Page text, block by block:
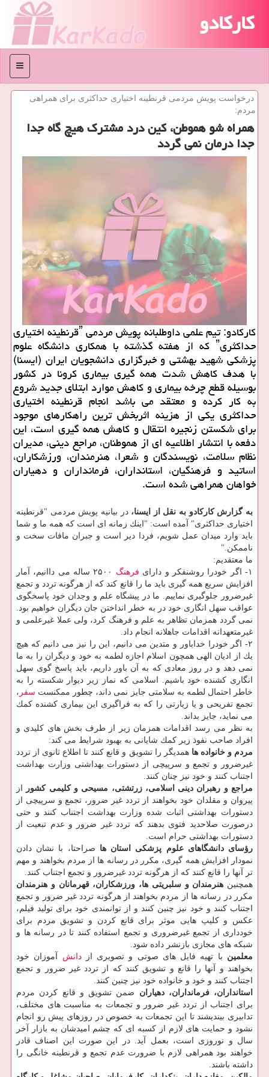
کارکادو
منو
درخواست پویش مردمی قرنطینه اختیاری حداكثری برای همراهی
مردم:
همراه شو هموطن، كین درد مشترك هیچ گاه جدا
جدا درمان نمی گردد
كاركادو: تیم علمی داوطلبانه پویش مردمی ˮقرنطینه اختیاری
حداكثریˮ كه از هفته گذشته با همكاری دانشگاه علوم
پزشكی شهید بهشتی و خبرگزاری دانشجویان ایران (ایسنا)
با هدف كاهش شدت همه گیری بیماری كرونا در كشور
بوسیله قطع چرخه بیماری و كاهش موارد ابتلای جدید شروع
به كار كرده و معتقد می باشد انجام قرنطینه اختیاری
حداكثری یكی از هزینه اثربخش ترین راهكارهای موجود
برای شكستن زنجیره انتقال و كاهش همه گیری است، این
دفعه با انتشار اطلاعیه ای از هموطنان، مراجع دینی، مدیران
نظام سلامت، نویسندگان و شعرا، هنرمندان، ورزشكاران،
اساتید و فرهنگیان، استانداران، فرمانداران و دهیاران
خواهان همراهی شده است.
به گزارش كاركادو به نقل از ایسنا،در بیانیه پویش مردمی "قرنطینه
اختیاری حداكثری" آمده است: "اینك زمانه ای است كه همه ما و شما
باید وارد میدان عمل شویم، فردا دیر است و جبران مافات سخت و
ناممكن."
ما معتقدیم:
۱- اگر خودرا روشنفكر و دارای
فرهنگ
۲۵۰۰ ساله می داانیم، آمار
افزایش سریع همه گیری باید ما را قانع كند كه از هرگونه تردد و تجمع
غیرضرور جلوگیری نماییم. ما در پیشگاه علم و وجدان خود پاسخگوی
عواقب سهل انگاری خود در به خطر انداختن جان دیگران خواهیم بود.
نمی گردد همزمان تظاهر به علم و فرهنگ كرد، ولی عملا غیرعلمی و
غیرمتعهدانه اقدامات جاهلانه انجام داد.
۲- اگر خودرا خداباور و متدین می دانیم، این را نیز می دانیم كه هیچ
یك از ادیان الهی همچون اسلام اجازه لطمه به خود و دیگران را به ما
نمی دهد و در روز معادی كه به آن باور داریم، باید پاسخ گوی سهل
انگاری كشنده خود باشیم. اسلامی كه نماز زیر دیوار شكسته را به
خاطر احتمال لطمه به سلامتی جایز نمی داند، چطور ممكنست سفر ،
تجمع تفریحی و یا زیارتی را كه به فراگیری این بیماری كشنده كمك
می نماید، جایز بداند.
به نظر می رسد اقدامات همزمان زیر از طرف بخش های كلیدی و
افراد صاحب نفوذ زیر كمك شایانی به بهبود شرایط می كند:
مردم و خانواده ها همدیگر را تشویق و قانع كنند تا اطلاع ثانوی از تردد
غیرضرور و تجمع و سرپیچی از دستورات بهداشتی وزارت بهداشت
اجتناب كنند و خود نیز چنان كنند.
مراجع و رهبران دینی اسلامی، زرتشتی، مسیحی و كلیمی كشور
از
پیروان و مقلدان خود بخواهند از تردد غیر ضرور، تجمع و سرپیچی از
دستورات بهداشتی اثبات شده وزارت بهداشت اجتناب كنند و حتی
درصورت صلاحدید فتوی بدهند كه تردد غیر ضرور و عدم تبعیت از
دستورات بهداشتی حرام است.
رؤسای دانشگاهای علوم پزشكی استان ها صراحتا، با نشان دادن
نمودار افزایش همه گیری، مكرر در رسانه ها از مردم بخواهند و مهم
تر آنها را قانع كنند كه از هرگونه تردد غیرضرور و تجمع اجتناب كنند.
همچنین هنرمندان و سلبریتی ها، ورزشكاران، قهرمانان و هنرمندان
مكرر در رسانه ها از مردم بخواهند از هرگونه تردد غیر ضرور و تجمع
اجتناب كنند و خود نیز چنین كنند و از توانمندی خود برای تولید فیلم،
عكس و كلیپ هایی موثر برای قانع كردن و تشویق مردم برای
خودداری از تجمع غیرضروری و تجمع استفاده كنند تا در رسانه ها و
شبكه های مجازی بازنشر داده شود.
معلمین با تهیه فایل های صوتی و تصویری ازدانش آموزان خود
بخواهند و آنها را قانع و تشویق كنند كه از تردد غیر ضرور و تجمع
اجتناب كنند و خود و خانواده خود نیز چنین كنند.
استانداران، فرمانداران، دهیاران ضمن تشویق و قانع كردن مردم
برای اجتناب از تردد غیر ضرور و تجمعات به مناسبت های مختلف،
تدابیری بیندیشند تا این تجمعات به خصوص در روزهای پیش رو انجام
نشود و حمایت های لازم از كسبه ای كه چشم امیدشان به بازار آخر
سال و نوروزی است، بعمل آید. در این صورت این اصناف قادر
خواهند بود همراهی لازم با ضرورت عدم تجمع و قرنطینه خانگی را
داشته باشند.